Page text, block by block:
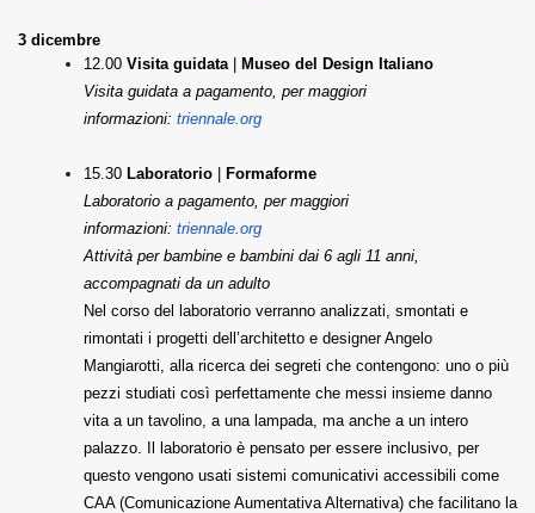
3 dicembre
12.00 Visita guidata | Museo del Design Italiano
Visita guidata a pagamento, per maggiori
informazioni: triennale.org
15.30 Laboratorio | Formaforme
Laboratorio a pagamento, per maggiori
informazioni: triennale.org
Attività per bambine e bambini dai 6 agli 11 anni,
accompagnati da un adulto
Nel corso del laboratorio verranno analizzati, smontati e
rimontati i progetti dell’architetto e designer Angelo
Mangiarotti, alla ricerca dei segreti che contengono: uno o più
pezzi studiati così perfettamente che messi insieme danno
vita a un tavolino, a una lampada, ma anche a un intero
palazzo. Il laboratorio è pensato per essere inclusivo, per
questo vengono usati sistemi comunicativi accessibili come
CAA (Comunicazione Aumentativa Alternativa) che facilitano la